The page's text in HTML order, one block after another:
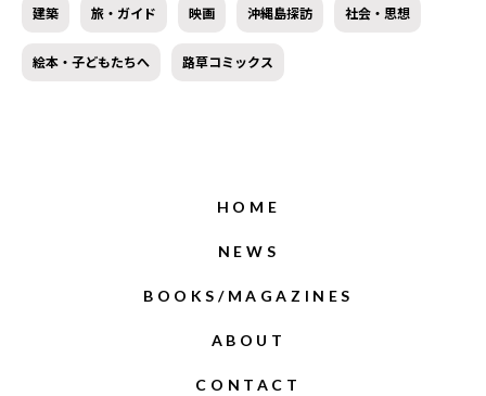
建築 旅・ガイド 映画 沖縄島探訪 社会・思想
絵本・子どもたちへ 路草コミックス
HOME
NEWS
BOOKS/MAGAZINES
ABOUT
CONTACT